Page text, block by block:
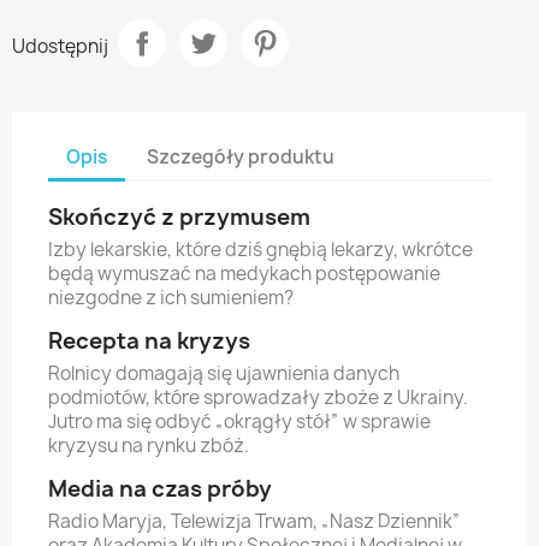
Udostępnij
Opis Szczegóły produktu
Skończyć z przymusem
Izby lekarskie, które dziś gnębią lekarzy, wkrótce
będą wymuszać na medykach postępowanie
niezgodne z ich sumieniem?
Recepta na kryzys
Rolnicy domagają się ujawnienia danych
podmiotów, które sprowadzały zboże z Ukrainy.
Jutro ma się odbyć „okrągły stół” w sprawie
kryzysu na rynku zbóż.
Media na czas próby
Radio Maryja, Telewizja Trwam, „Nasz Dziennik”